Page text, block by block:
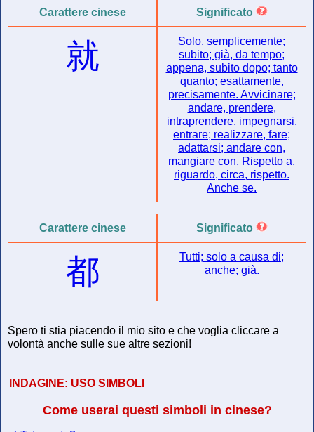
Carattere cinese
就
Significato
Solo, semplicemente;
subito; già, da tempo;
appena, subito dopo; tanto
quanto; esattamente,
precisamente. Avvicinare;
andare, prendere,
intraprendere, impegnarsi,
entrare; realizzare, fare;
adattarsi; andare con,
mangiare con. Rispetto a,
riguardo, circa, rispetto.
Anche se.
Carattere cinese
都
Significato
Tutti; solo a causa di;
anche; già.
Spero ti stia piacendo il mio sito e che voglia cliccare a
volontà anche sulle sue altre sezioni!
INDAGINE: USO SIMBOLI
Come userai questi simboli in cinese?